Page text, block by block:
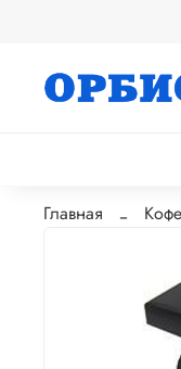
Главная